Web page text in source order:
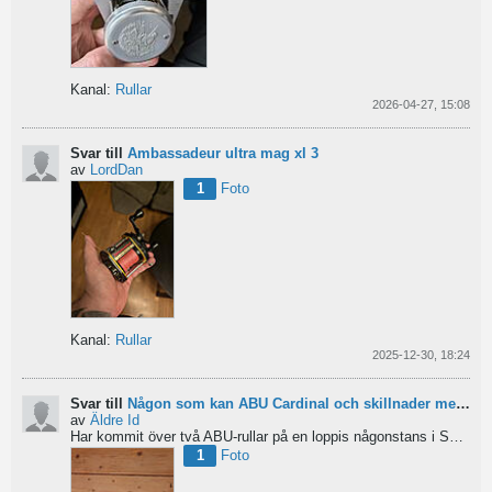
Kanal: Rullar
2026-04-27, 15:08
Svar till Ambassadeur ultra mag xl 3
av
LordDan
1
Foto
Kanal: Rullar
2025-12-30, 18:24
Svar till Någon som kan ABU Cardinal och skillnader mellan äldre rullar?
av Äldre Id
1
Foto